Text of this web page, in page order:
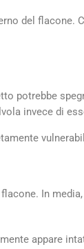
del
potrebbe
invece di
In
appare